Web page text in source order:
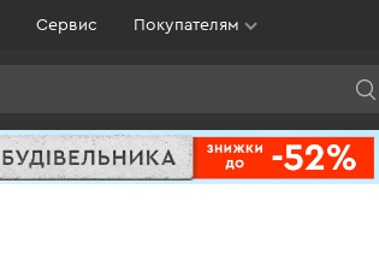
Сервис Покупателям